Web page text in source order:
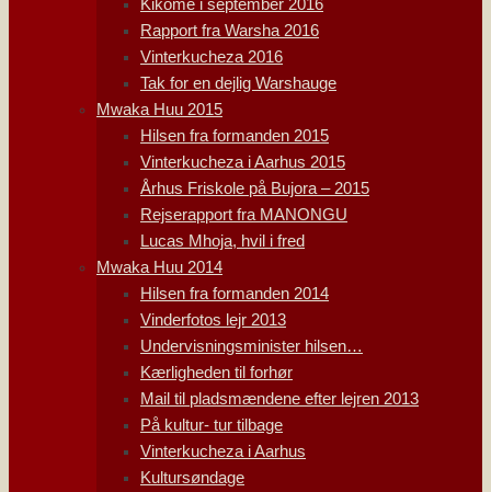
Kikome i september 2016
Rapport fra Warsha 2016
Vinterkucheza 2016
Tak for en dejlig Warshauge
Mwaka Huu 2015
Hilsen fra formanden 2015
Vinterkucheza i Aarhus 2015
Århus Friskole på Bujora – 2015
Rejserapport fra MANONGU
Lucas Mhoja, hvil i fred
Mwaka Huu 2014
Hilsen fra formanden 2014
Vinderfotos lejr 2013
Undervisningsminister hilsen…
Kærligheden til forhør
Mail til pladsmændene efter lejren 2013
På kultur- tur tilbage
Vinterkucheza i Aarhus
Kultursøndage